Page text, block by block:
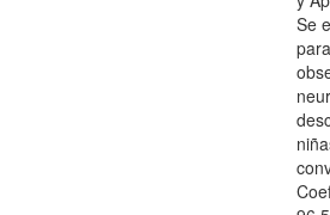
Se